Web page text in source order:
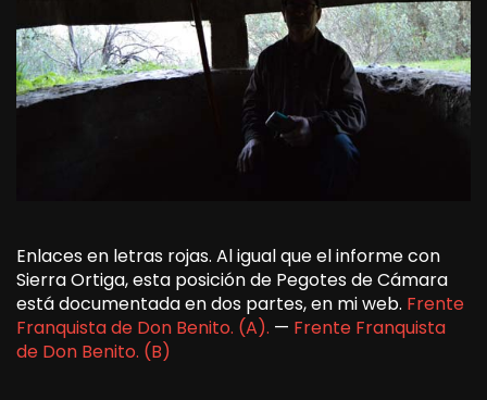
Enlaces en letras rojas. Al igual que el informe con
Sierra Ortiga, esta posición de Pegotes de Cámara
está documentada en dos partes, en mi web. Frente
Franquista de Don Benito. (A). — Frente Franquista
de Don Benito. (B)